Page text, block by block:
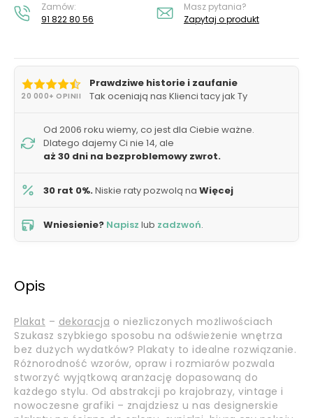
Zamów:
91 822 80 56
Masz pytania?
Zapytaj o produkt
20 000+ OPINII
Prawdziwe historie i zaufanie
Tak oceniają nas Klienci tacy jak Ty
Od 2006 roku wiemy, co jest dla Ciebie ważne.
Dlatego dajemy Ci nie 14, ale
aż 30 dni na bezproblemowy zwrot.
30 rat 0%.Niskie raty pozwolą na Więcej
Wniesienie? Napisz lub zadzwoń.
Opis
Plakat – dekoracja o niezliczonych możliwościach
Szukasz szybkiego sposobu na odświeżenie wnętrza
bez dużych wydatków? Plakaty to idealne rozwiązanie.
Różnorodność wzorów, opraw i rozmiarów pozwala
stworzyć wyjątkową aranżację dopasowaną do
każdego stylu. Od abstrakcji po krajobrazy, vintage i
nowoczesne grafiki – znajdziesz u nas designerskie